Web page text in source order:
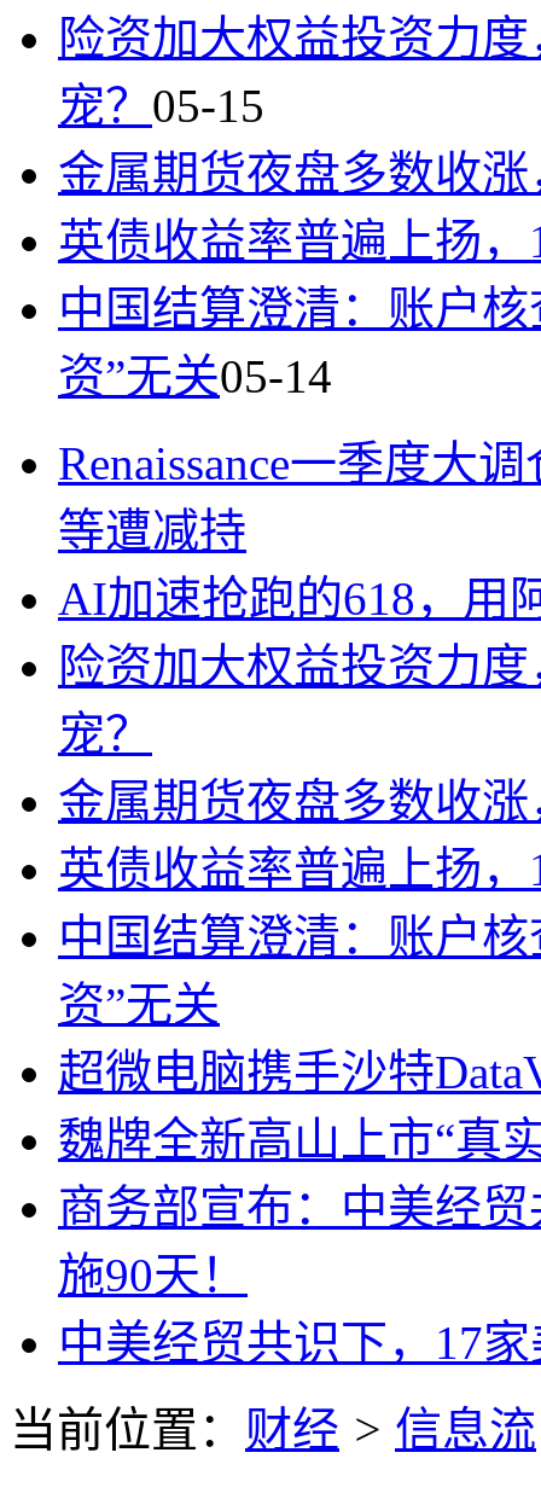
险资加大权益投资力
宠？ 05-15
金属期货夜盘多数收
英债收益率普遍上扬
中国结算澄清：账户
资”无关05-14
Renaissance一季度大
等遭减持
AI加速抢跑的618，用
险资加大权益投资力
宠？
金属期货夜盘多数收
英债收益率普遍上扬
中国结算澄清：账户
资”无关
超微电脑携手沙特
魏牌全新高山上市“真
商务部宣布：中美经
施90天！
中美经贸共识下，17
当前位置： 财经 > 信息流